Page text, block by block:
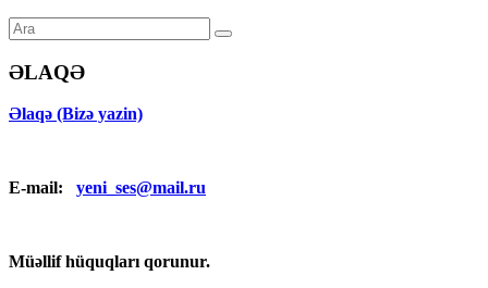
ƏLAQƏ
Əlaqə (Bizə yazin)
E-mail: yeni_ses@mail.ru
Müəllif hüquqları qorunur.